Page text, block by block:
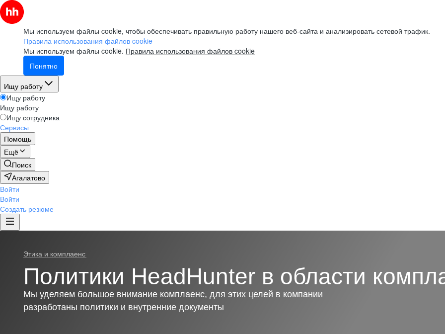
Мы используем файлы cookie, чтобы обеспечивать правильную работу нашего веб-сайта и анализировать сетевой трафик.
Правила использования файлов cookie
Мы используем файлы cookie. Правила использования файлов cookie
Понятно
Ищу работу
Ищу работу
Ищу работу
Ищу сотрудника
Сервисы
Помощь
Ещё
Поиск
Агалатово
Войти
Войти
Создать резюме
Этика и комплаенс
Политики HeadHunter в области
Мы уделяем большое внимание комплаенс, для этих целей в компании
разработаны политики и внутренние документы